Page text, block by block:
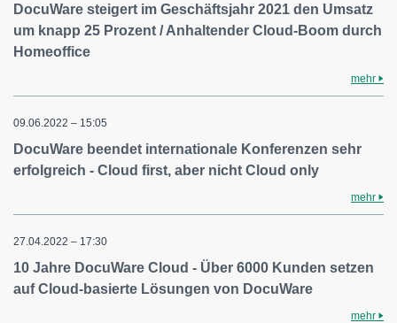
DocuWare steigert im Geschäftsjahr 2021 den Umsatz
um knapp 25 Prozent / Anhaltender Cloud-Boom durch
Homeoffice
mehr
09.06.2022 – 15:05
DocuWare beendet internationale Konferenzen sehr
erfolgreich - Cloud first, aber nicht Cloud only
mehr
27.04.2022 – 17:30
10 Jahre DocuWare Cloud - Über 6000 Kunden setzen
auf Cloud-basierte Lösungen von DocuWare
mehr